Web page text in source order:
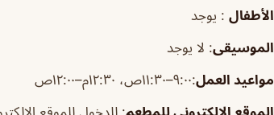
الأطفال : يوجد
الموسيقى: لا يوجد
مواعيد العمل:٩:٠٠–١١:٣٠ص، ١٢:٣٠م–١٢:٠٠ص